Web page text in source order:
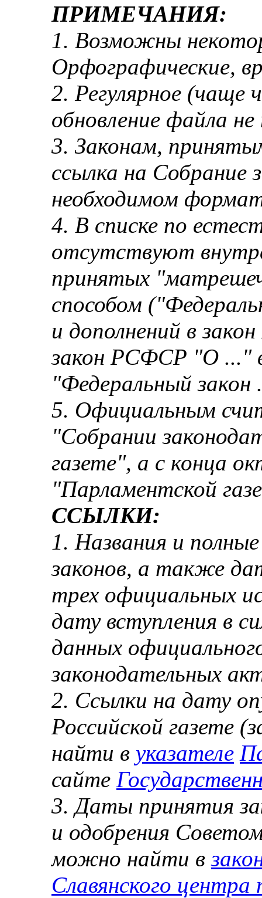
ПРИМЕЧАНИЯ:
1. Возможны
Орфографические,
2. Регулярное (чаще
обновление файла
3. Законам,
ссылка на Собрание
необходимом
4. В списке по
отсутствуют
принятых
способом
и дополнений в
закон РСФСР "О ..."
"Федеральный закон
5. Официальным
"Собрании
газете", а с конца
"Парламентской
ССЫЛКИ:
1. Названия и
законов, а также
трех официальных
дату вступления в
данных
законодательных
2. Ссылки на дату
Российской газете
найти в указателе
сайте
3. Даты принятия
и одобрения
можно найти в
Славянского